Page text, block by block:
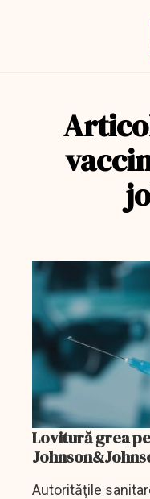
Lovitură grea
Autorităţile